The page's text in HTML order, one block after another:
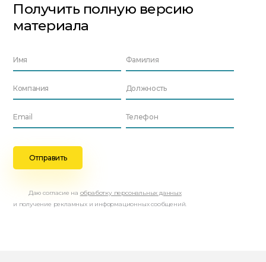
Получить полную версию
материала
Даю согласие на обработку персональных данных
и получение рекламных и информационных сообщений.